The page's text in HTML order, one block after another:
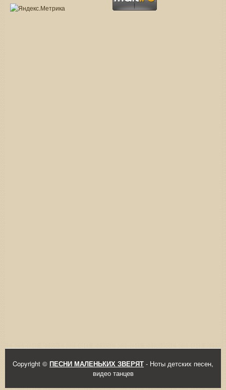
Copyright © ПЕСНИ МАЛЕНЬКИХ ЗВЕРЯТ - Ноты детских песен,
видео танцев